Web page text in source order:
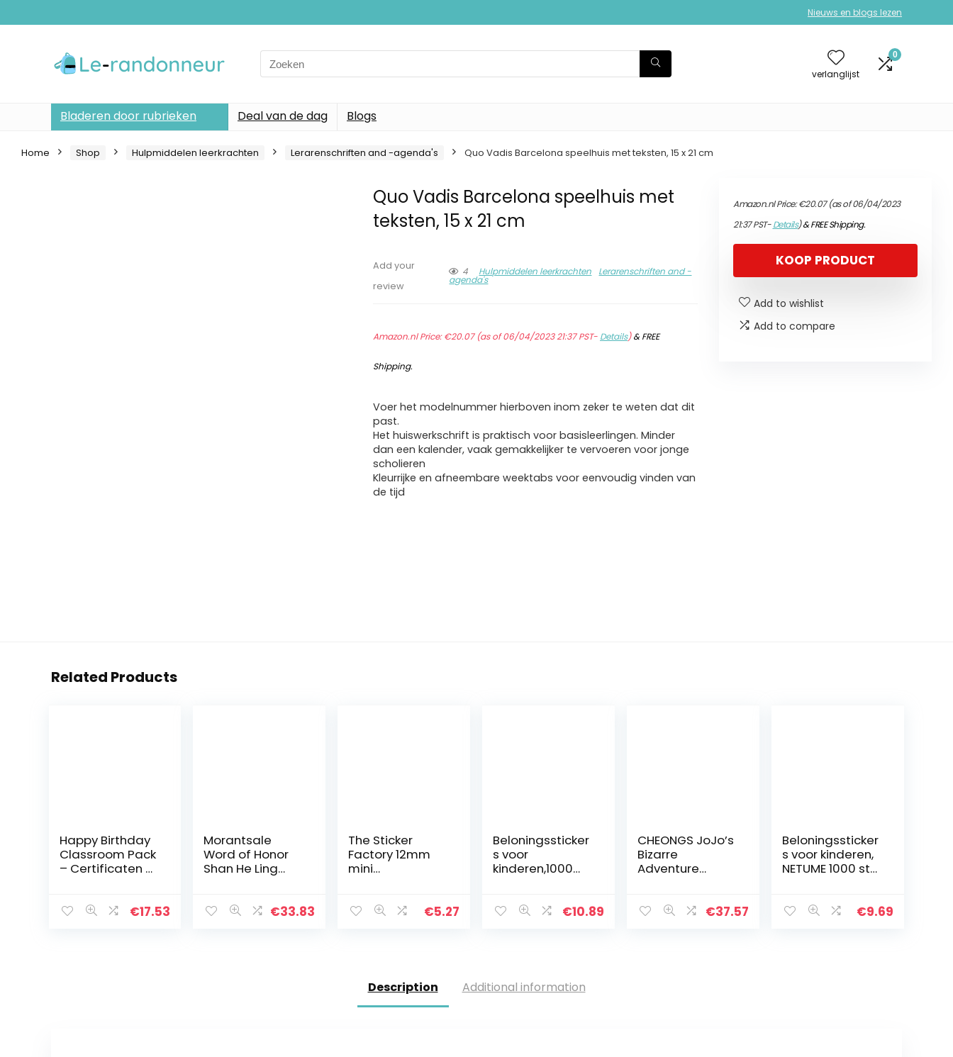
Nieuws en blogs lezen
Search
for:
verlanglijst
0
Bladeren door rubrieken Deal van de dag Blogs
Home Shop Hulpmiddelen leerkrachten Lerarenschriften and -agenda's Quo Vadis Barcelona speelhuis met teksten, 15 x 21 cm
Quo Vadis Barcelona speelhuis met
teksten, 15 x 21 cm
Add your
review
4 Hulpmiddelen leerkrachten Lerarenschriften and -
agenda's
Amazon.nl Price:€20.07(as of 06/04/2023 21:37 PST- Details)&FREE
Shipping.
Voer het modelnummer hierboven inom zeker te weten dat dit
past.
Het huiswerkschrift is praktisch voor basisleerlingen. Minder
dan een kalender, vaak gemakkelijker te vervoeren voor jonge
scholieren
Kleurrijke en afneembare weektabs voor eenvoudig vinden van
de tijd
Amazon.nl Price:€20.07(as of 06/04/2023
21:37 PST-Details)&FREE Shipping.
KOOP PRODUCT
Add to wishlist
Add to compare
Related Products
Happy Birthday
Classroom Pack
– Certificaten &
leerkrachten€17.53
Morantsale
Word of Honor
Shan He Ling
ke xing Script
€33.83
The Sticker
Factory 12mm
mini
vellen, 416
€5.27
Beloningssticker
s voor
kinderen,1000
ontwerpen, 1 inch
€10.89
CHEONGS JoJo’s
Bizarre
Adventure
Gift Box Set/met
€37.57
Beloningssticker
s voor kinderen,
NETUME 1000 stks
leraren,
€9.69
Description Additional information